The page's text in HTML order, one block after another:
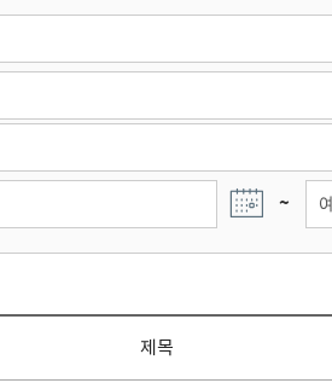
~
제목